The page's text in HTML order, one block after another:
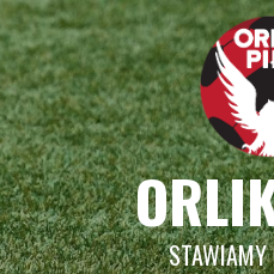
Skip
to
content
STAWIAMY